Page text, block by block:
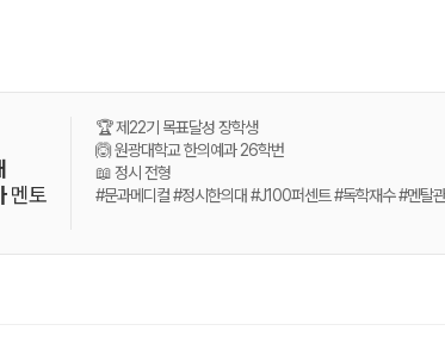
멘토
🏆 제22기 목표달성 장학생
🙆 원광대학교 한의예과 26학번
📖 정시 전형
#문과메디컬 #정시한의대 #J100퍼센트 #독학재수 #멘탈